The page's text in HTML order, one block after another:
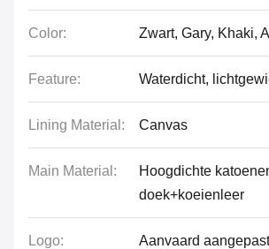
Color: Zwart, Gary, Khaki,
Feature: Waterdicht,
Lining Material: Canvas
Main Material:
Hoogdichte
doek+koeienleer
Logo: Aanvaard